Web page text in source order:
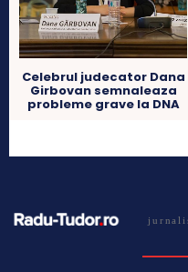
Celebrul judecator Dana
Girbovan semnaleaza
probleme grave la DNA